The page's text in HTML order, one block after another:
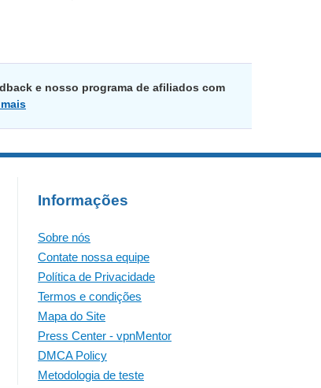
e nosso programa de afiliados com
Informações
Sobre nós
Contate nossa equipe
Política de Privacidade
Termos e condições
Mapa do Site
Press Center - vpnMentor
DMCA Policy
Metodologia de teste